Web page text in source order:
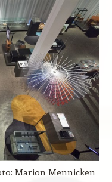
Marion Mennicken